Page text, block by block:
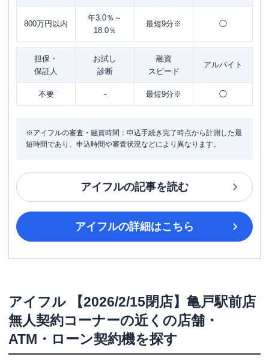
800万円以内
年3.0％～
18.0％
最短9分※ ◯
担保・
保証人
お試し
診断
融資
スピード
アルバイト
不要 - 最短9分※ ◯
※アイフルの審査・融資時間：申込手続き完了時点から計測した最
短時間であり、申込時間や審査状況などにより異なります。
アイフルの記事を読む
アイフルの詳細はこちら
アイフル
【2026/2/15閉店】亀戸駅前店
無人契約コーナーの近くの店舗・
ATM・ローン契約機を探す